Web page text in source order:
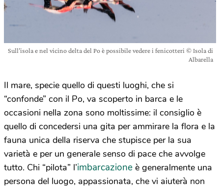
Sull’isola e nel vicino delta del Po è possibile vedere i fenicotteri © Isola di
Albarella
Il mare, specie quello di questi luoghi, che si
“confonde” con il Po, va scoperto in barca e le
occasioni nella zona sono moltissime: il consiglio è
quello di concedersi una gita per ammirare la flora e la
fauna unica della riserva che stupisce per la sua
varietà e per un generale senso di pace che avvolge
tutto. Chi “pilota” l’imbarcazione è generalmente una
persona del luogo, appassionata, che vi aiuterà non